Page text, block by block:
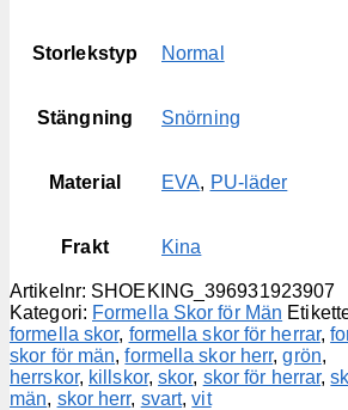
Storlekstyp Normal
Stängning Snörning
Material EVA, PU-läder
Frakt Kina
Artikelnr: SHOEKING_396931923907
Kategori: Formella Skor för Män
formella skor, formella skor för herrar,
skor för män,formella skor herr,grön,
herrskor, killskor,skor, skor för herrar,
män, skor herr, svart,vit